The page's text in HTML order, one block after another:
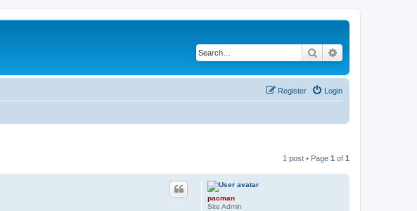
Search
Login
Register
1 post • Page 1 of 1
pacman
Site Admin